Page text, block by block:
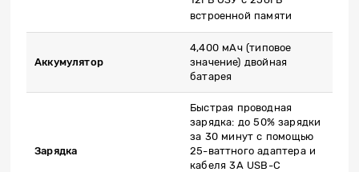
встроенной памяти
Аккумулятор
4,400 мАч (типовое
значение) двойная
батарея
Зарядка
Быстрая проводная
зарядка: до 50% зарядки
за 30 минут с помощью
25-ваттного адаптера и
кабеля 3A USB-C